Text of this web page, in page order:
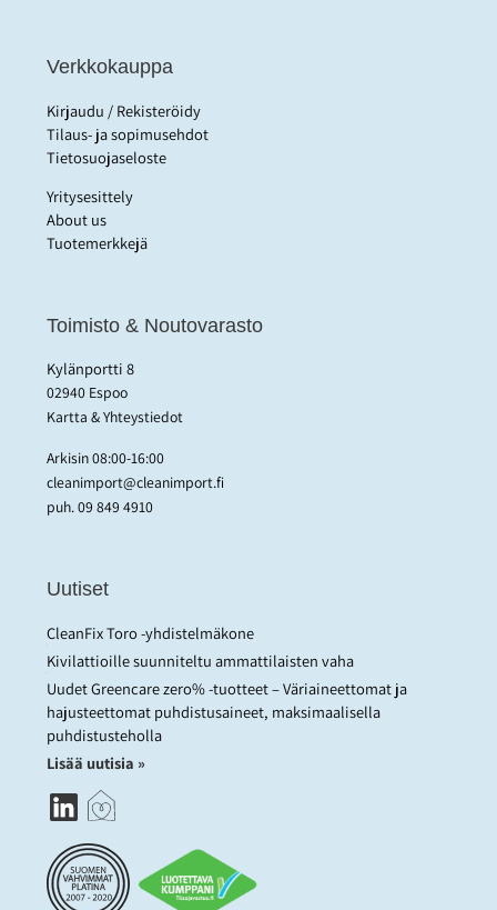
Verkkokauppa
Kirjaudu / Rekisteröidy
Tilaus- ja sopimusehdot
Tietosuojaseloste
Yritysesittely
About us
Tuotemerkkejä
Toimisto & Noutovarasto
Kylänportti 8
02940 Espoo
Kartta & Yhteystiedot
Arkisin 08:00-16:00
cleanimport@cleanimport.fi
puh.09 849 4910
Uutiset
CleanFix Toro -yhdistelmäkone
Kivilattioille suunniteltu ammattilaisten vaha
Uudet Greencare zero% -tuotteet – Väriaineettomat ja
hajusteettomat puhdistusaineet, maksimaalisella
puhdistusteholla
Lisää uutisia »